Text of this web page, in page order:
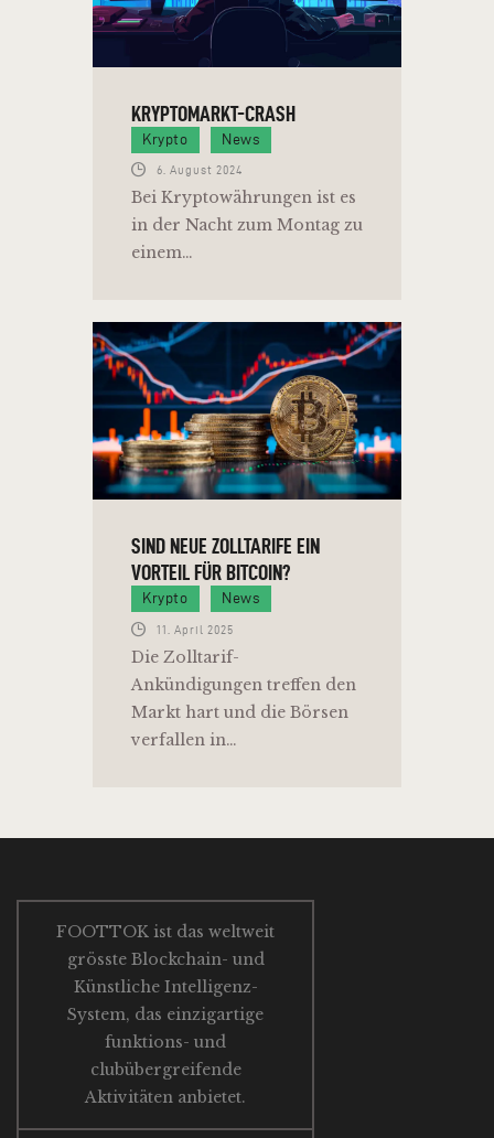
KRYPTOMARKT-CRASH
Krypto News
6. August 2024
Bei Kryptowährungen ist es
in der Nacht zum Montag zu
einem…
SIND NEUE ZOLLTARIFE EIN
VORTEIL FÜR BITCOIN?
Krypto News
11. April 2025
Die Zolltarif-
Ankündigungen treffen den
Markt hart und die Börsen
verfallen in…
FOOTTOK ist das weltweit
grösste Blockchain- und
Künstliche Intelligenz-
System, das einzigartige
funktions- und
clubübergreifende
Aktivitäten anbietet.